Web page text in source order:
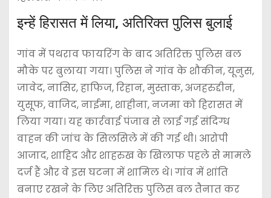
इन्हें हिरासत में लिया, अतिरिक्त पुलिस बुलाई
गांव में पथराव फायरिंग के बाद अतिरिक्त पुलिस बल
मौके पर बुलाया गया। पुलिस ने गांव के शौकीन, यूनुस,
जावेद, नासिर, हाफिज, रिहान, मुस्ताक, अजहरुद्दीन,
युसूफ, वाजिद, नाईमा, शाहीना, नजमा को हिरासत में
लिया गया। यह कार्रवाई पंजाब से लाई गई संदिग्ध
वाहन की जांच के सिलसिले में की गई थी। आरोपी
आजाद, शाहिद और शाहरुख के खिलाफ पहले से मामले
दर्ज हैं और वे इस घटना में शामिल थे। गांव में शांति
बनाए रखने के लिए अतिरिक्त पुलिस बल तैनात कर